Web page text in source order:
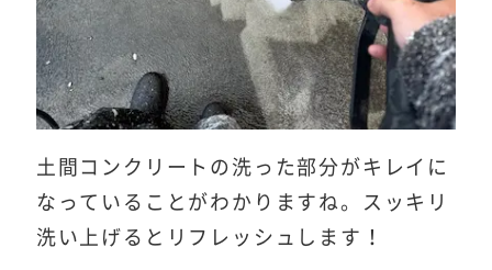
土間コンクリートの洗った部分がキレイに
なっていることがわかりますね。スッキリ
洗い上げるとリフレッシュします！